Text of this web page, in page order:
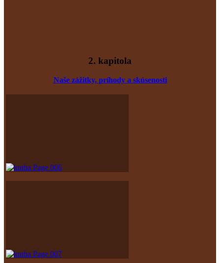
2. kapitola
Naše zážitky, príhody a skúsenosti